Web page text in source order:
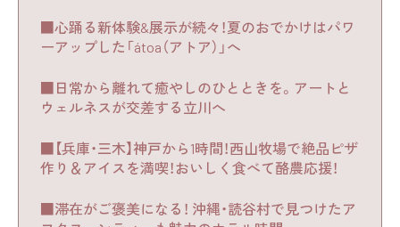
■心踊る新体験&展示が続々！夏のおでかけはパワ
ーアップした「átoa（アトア）」へ
■日常から離れて癒やしのひとときを。アートと
ウェルネスが交差する立川へ
■【兵庫・三木】神戸から1時間！西山牧場で絶品ピザ
作り＆アイスを満喫！おいしく食べて酪農応援！
■滞在がご褒美になる！ 沖縄・読谷村で見つけたア